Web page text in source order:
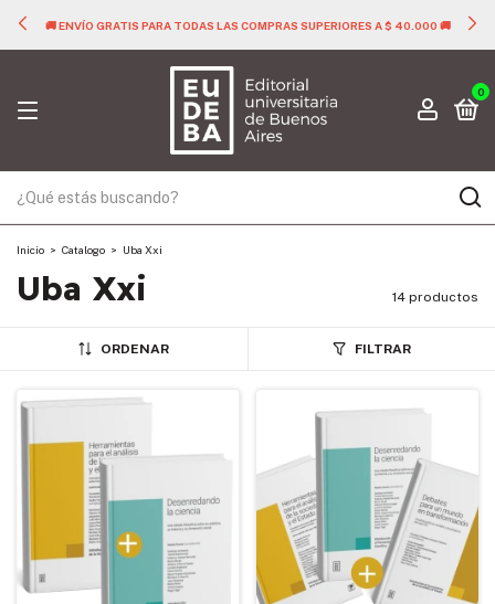
🚚 ENVÍO GRATIS PARA TODAS LAS COMPRAS SUPERIORES A $ 40.000 🚚
0
Inicio > Catalogo > Uba Xxi
Uba Xxi 14 productos
ORDENAR FILTRAR